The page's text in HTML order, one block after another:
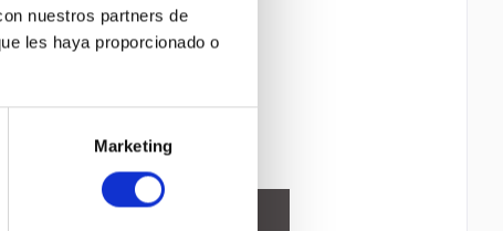
nuestros partners de
les haya proporcionado o
Marketing
Recordar